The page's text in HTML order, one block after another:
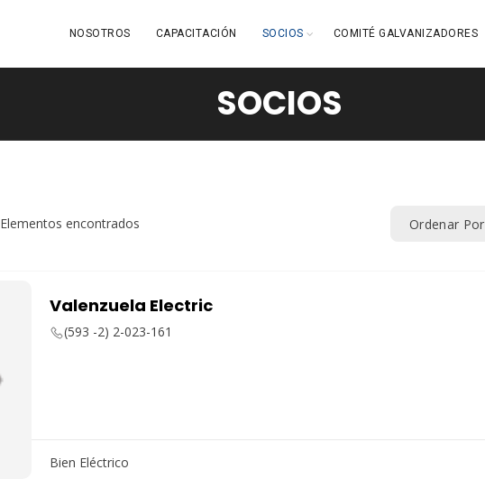
NOSOTROS CAPACITACIÓN SOCIOS COMITÉ GALVANIZADORES
SOCIOS
Elementos encontrados Ordenar Por
Valenzuela Electric
(593 -2) 2-023-161
Bien Eléctrico